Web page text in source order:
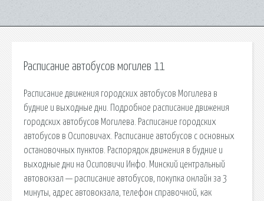
Расписание автобусов могилев 11
Расписание движения городских автобусов Могилева в
будние и выходные дни. Подробное расписание движения
городских автобусов Могилева. Расписание городских
автобусов в Осиповичах. Расписание автобусов с основных
остановочных пунктов. Распорядок движения в будние и
выходные дни на Осиповичи Инфо. Минский центральный
автовокзал — расписание автобусов, покупка онлайн за 3
минуты, адрес автовокзала, телефон справочной, как